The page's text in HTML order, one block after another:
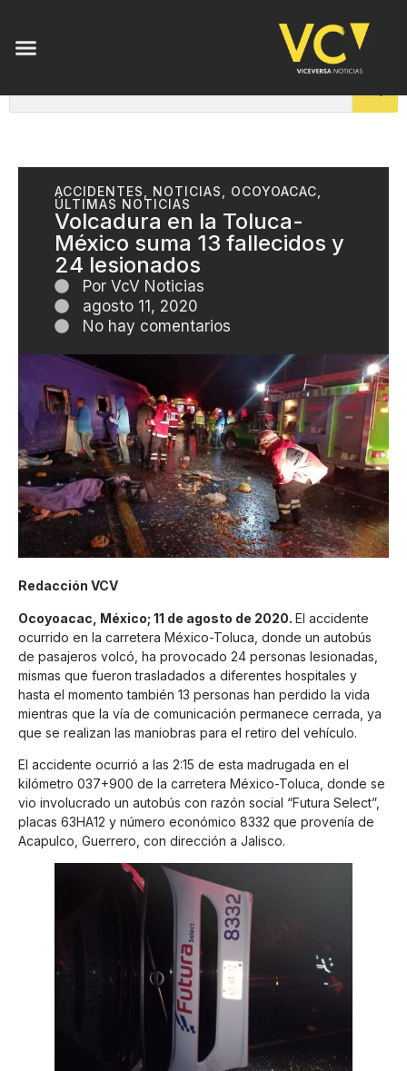
ACCIDENTES NOTICIAS OCOYOACAC
ÚLTIMAS NOTICIAS
Volcadura en la Toluca-
México suma 13 fallecidos y
24 lesionados
Por VcV Noticias
agosto 11, 2020
No hay comentarios
Redacción VCV
Ocoyoacac, México; 11 de agosto de 2020. El accidente
ocurrido en la carretera México-Toluca, donde un autobús
de pasajeros volcó, ha provocado 24 personas lesionadas,
mismas que fueron trasladados a diferentes hospitales y
hasta el momento también 13 personas han perdido la vida
mientras que la vía de comunicación permanece cerrada, ya
que se realizan las maniobras para el retiro del vehículo.
El accidente ocurrió a las 2:15 de esta madrugada en el
kilómetro 037+900 de la carretera México-Toluca, donde se
vio involucrado un autobús con razón social “Futura Select”,
placas 63HA12 y número económico 8332 que provenía de
Acapulco, Guerrero, con dirección a Jalisco.